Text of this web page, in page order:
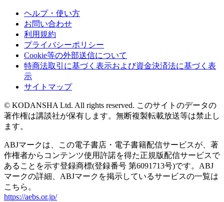
ヘルプ・使い方
お問い合わせ
利用規約
プライバシーポリシー
Cookie等の外部送信について
特商法取引に基づく表示および資金決済法に基づく表
示
サイトマップ
© KODANSHA Ltd. All rights reserved. このサイトのデータの
著作権は講談社が保有します。無断複製転載放送等は禁止し
ます。
ABJマークは、この電子書店・電子書籍配信サービスが、著
作権者からコンテンツ使用許諾を得た正規版配信サービスで
あることを示す登録商標(登録番号 第6091713号)です。ABJ
マークの詳細、ABJマークを掲示しているサービスの一覧は
こちら。
https://aebs.or.jp/